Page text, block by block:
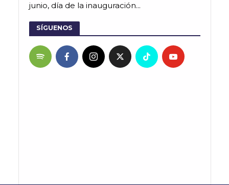
junio, día de la inauguración...
SÍGUENOS